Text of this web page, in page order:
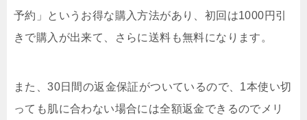
予約」というお得な購入方法があり、初回は1000円引
きで購入が出来て、さらに送料も無料になります。
また、30日間の返金保証がついているので、1本使い切
っても肌に合わない場合には全額返金できるのでメリ